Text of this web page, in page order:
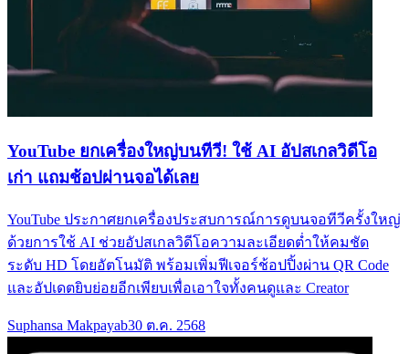
YouTube ยกเครื่องใหญ่บนทีวี! ใช้ AI อัปสเกลวิดีโอ
เก่า แถมช้อปผ่านจอได้เลย
YouTube ประกาศยกเครื่องประสบการณ์การดูบนจอทีวีครั้งใหญ่
ด้วยการใช้ AI ช่วยอัปสเกลวิดีโอความละเอียดต่ำให้คมชัด
ระดับ HD โดยอัตโนมัติ พร้อมเพิ่มฟีเจอร์ช้อปปิ้งผ่าน QR Code
และอัปเดตยิบย่อยอีกเพียบเพื่อเอาใจทั้งคนดูและ Creator
Suphansa Makpayab30 ต.ค. 2568